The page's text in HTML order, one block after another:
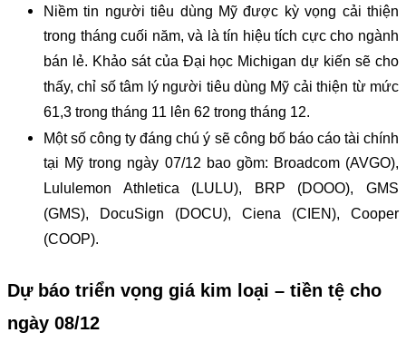
Niềm tin người tiêu dùng Mỹ được kỳ vọng cải thiện
trong tháng cuối năm, và là tín hiệu tích cực cho ngành
bán lẻ. Khảo sát của Đại học Michigan dự kiến sẽ cho
thấy, chỉ số tâm lý người tiêu dùng Mỹ cải thiện từ mức
61,3 trong tháng 11 lên 62 trong tháng 12.
Một số công ty đáng chú ý sẽ công bố báo cáo tài chính
tại Mỹ trong ngày 07/12 bao gồm: Broadcom (AVGO),
Lululemon Athletica (LULU), BRP (DOOO), GMS
(GMS), DocuSign (DOCU), Ciena (CIEN), Cooper
(COOP).
Dự báo triển vọng giá kim loại – tiền tệ cho
ngày 08/12